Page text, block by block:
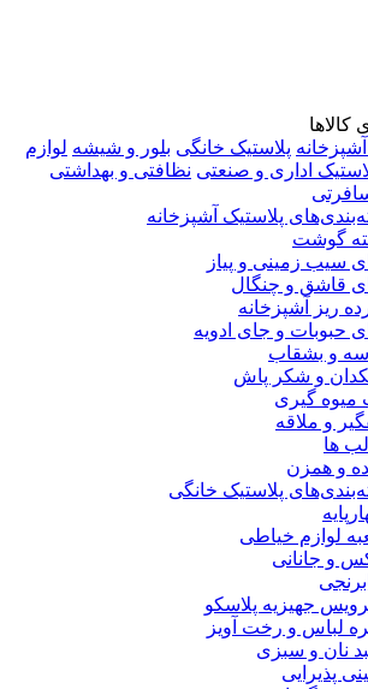
کالاها
پلاستیک خانگی بلور و شیشه لوازم
اداری و صنعتی نظافتی و بهداشتی
پلاستیک آشپزخانه
گوشت
سیب زمینی و پیاز
قاشق و چنگال
ریز آشپزخانه
حبوبات و جای ادویه
و بشقاب
و شکر پاش
میوه گیری
و ملاقه
ها
و همزن
پلاستیک خانگی
لوازم خیاطی
و جانانی
جهیزیه پلاسکو
لباس و رخت آویز
نان و سبزی
پذیرایی